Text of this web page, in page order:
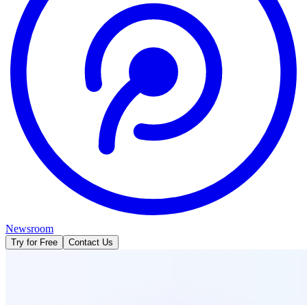
Newsroom
Try for Free Contact Us